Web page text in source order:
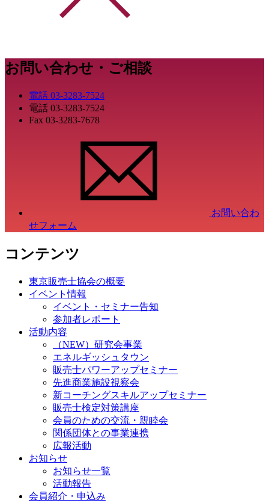
お問い合わせ・ご相談
電話 03-3283-7524
電話 03-3283-7524
Fax 03-3283-7678
お問い合わ
せフォーム
コンテンツ
東京販売士協会の概要
イベント情報
イベント・セミナー告知
参加者レポート
活動内容
（NEW）研究会事業
エネルギッシュタウン
販売士パワーアップセミナー
先進商業施設視察会
新コーチングスキルアップセミナー
販売士検定対策講座
会員のための交流・親睦会
関係団体との事業連携
広報活動
お知らせ
お知らせ一覧
活動報告
会員紹介・申込み